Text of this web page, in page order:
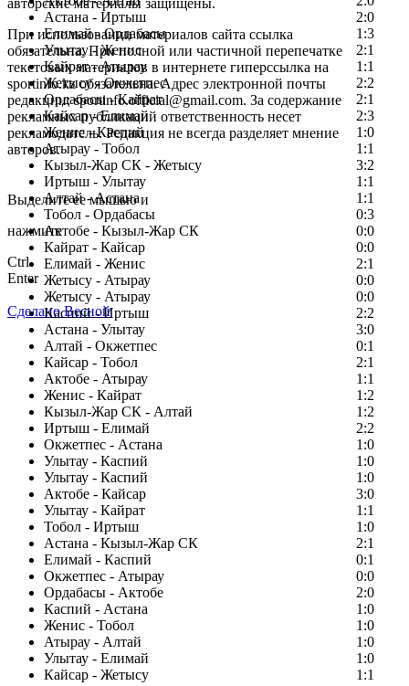
Астана - Иртыш
2:0
Елимай - Ордабасы
1:3
Улытау - Женис
2:1
Кайрат - Атырау
1:1
Жетысу - Окжетпес
2:2
Ордабасы - Кайрат
2:1
Кайсар - Елимай
2:3
Женис - Каспий
1:0
Атырау - Тобол
1:1
Кызыл-Жар СК - Жетысу
3:2
Иртыш - Улытау
1:1
Алтай - Астана
1:1
Тобол - Ордабасы
0:3
Актобе - Кызыл-Жар СК
0:0
Кайрат - Кайсар
0:0
Елимай - Женис
2:1
Жетысу - Атырау
0:0
Жетысу - Атырау
0:0
Каспий - Иртыш
2:2
Астана - Улытау
3:0
Алтай - Окжетпес
0:1
Кайсар - Тобол
2:1
Актобе - Атырау
1:1
Женис - Кайрат
1:2
Кызыл-Жар СК - Алтай
1:2
Иртыш - Елимай
2:2
Окжетпес - Астана
1:0
Улытау - Каспий
1:0
Улытау - Каспий
1:0
Актобе - Кайсар
3:0
Улытау - Кайрат
1:1
Тобол - Иртыш
1:0
Астана - Кызыл-Жар СК
2:1
Елимай - Каспий
0:1
Окжетпес - Атырау
0:0
Ордабасы - Актобе
2:0
Каспий - Астана
1:0
Женис - Тобол
1:0
Атырау - Алтай
1:0
Улытау - Елимай
1:0
Кайсар - Жетысу
1:1
авторские материалы защищены.
При использовании материалов сайта ссылка
обязательна. При полной или частичной перепечатке
текстовых материалов в интернете гиперссылка на
sportinfo.kz обязательна. Адрес электронной почты
редакции: sportinfo.official@gmail.com. За содержание
рекламных публикаций ответственность несет
рекламодатель. Редакция не всегда разделяет мнение
авторов.
Заметили ошибку в тексте?
Выделите ее мышью и
нажмите
Ctrl
Enter
Сделано Весной